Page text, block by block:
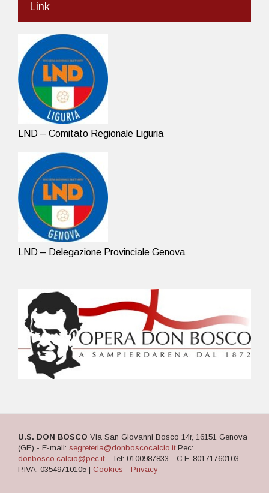
Link
LND – Comitato Regionale Liguria
LND – Delegazione Provinciale Genova
U.S. DON BOSCO Via San Giovanni Bosco 14r, 16151 Genova
(GE) - E-mail: segreteria@donboscocalcio.itPec:
donbosco.calcio@pec.it- Tel: 0100987833 - C.F. 80171760103 -
P.IVA: 03549710105 | Cookies - Privacy